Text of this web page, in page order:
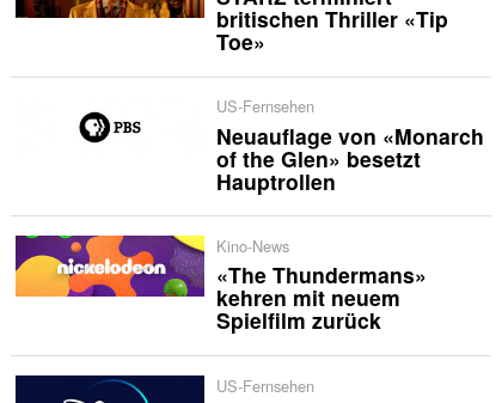
britischen Thriller «Tip
Toe»
US-Fernsehen
Neuauflage von «Monarch
of the Glen» besetzt
Hauptrollen
Kino-News
«The Thundermans»
kehren mit neuem
Spielfilm zurück
US-Fernsehen